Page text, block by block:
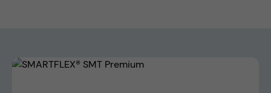
Bildergalerie überspringen